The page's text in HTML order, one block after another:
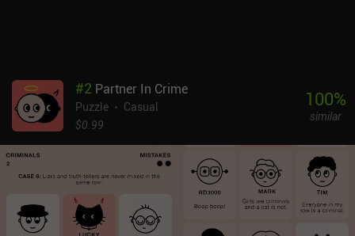
#2 Partner In Crime
Puzzle
Casual
$0.99
100%
similar